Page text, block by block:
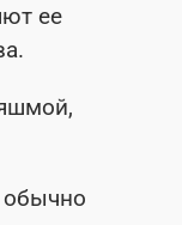
ее
обычно